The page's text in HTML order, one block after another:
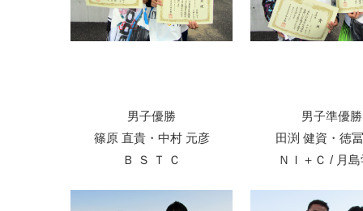
男子優勝
篠原 直貴・中村 元彦
Ｂ Ｓ Ｔ Ｃ
男子準優勝
田渕 健資・徳
ＮＩ＋Ｃ / 月